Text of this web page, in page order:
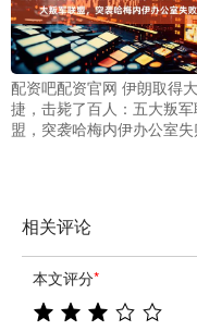
配资吧配资官网 伊朗取得大
捷，击毙了百人：五大叛军
盟，突袭哈梅内伊办公室失
相关评论
本文评分*